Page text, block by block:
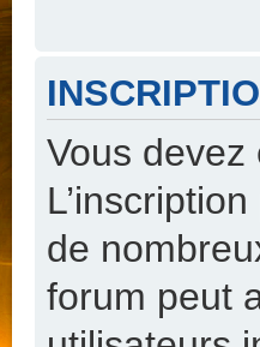
Vous
de
forum peut